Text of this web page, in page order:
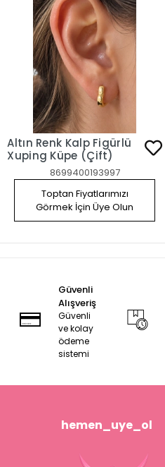
Altın Renk Kalp Figürlü
Xuping Küpe (Çift)
8699400193997
Toptan Fiyatlarımızı
Görmek İçin Üye Olun
Güvenli
Alışveriş
Güvenli
ve kolay
ödeme
sistemi
hemen_uye_ol